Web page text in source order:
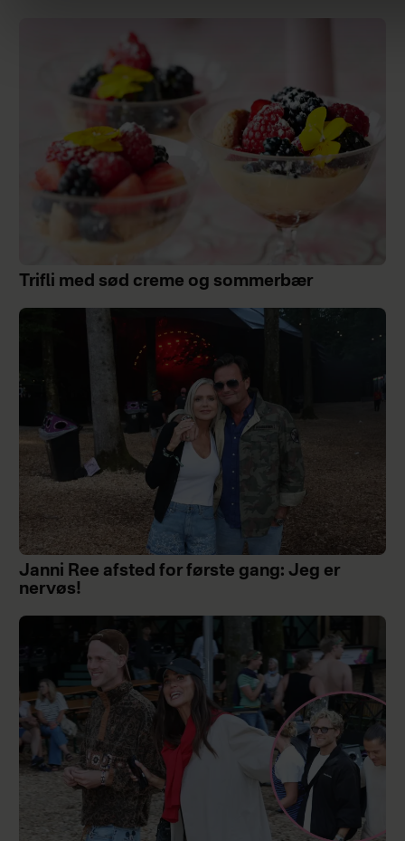
Trifli med sød creme og sommerbær
Janni Ree afsted for første gang: Jeg er
nervøs!